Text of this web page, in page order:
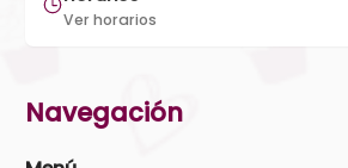
Ver horarios
Navegación